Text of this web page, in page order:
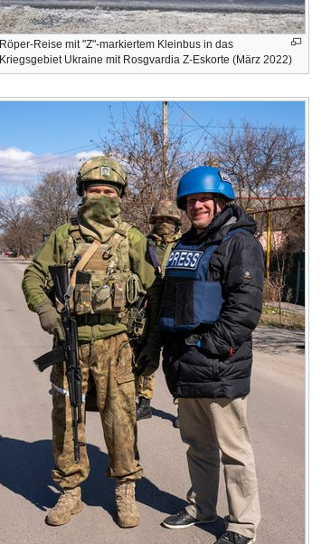
Röper-Reise mit "Z"-markiertem Kleinbus in das
Kriegsgebiet Ukraine mit Rosgvardia Z-Eskorte (März 2022)